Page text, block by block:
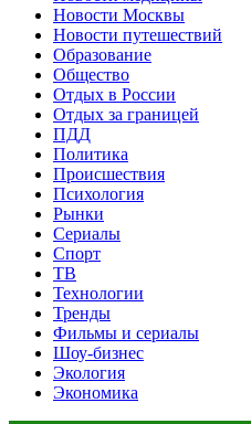
Новости Москвы
Новости путешествий
Образование
Общество
Отдых в России
Отдых за границей
ПДД
Политика
Происшествия
Психология
Рынки
Сериалы
Спорт
ТВ
Технологии
Тренды
Фильмы и сериалы
Шоу-бизнес
Экология
Экономика